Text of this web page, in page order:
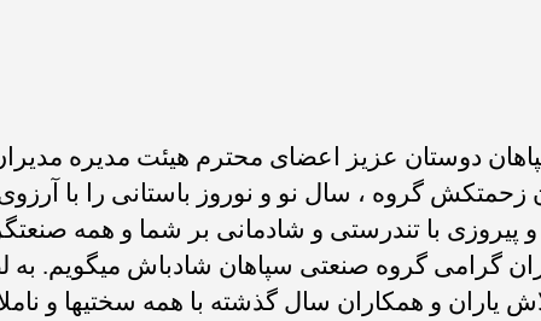
دوستان عزیز اعضای محترم هیئت مدیره
زحمتکش گروه ، سال نو ‌و نوروز باستانی را با
پیروزی با تندرستی و شادمانی بر شما و همه
گرامی گروه صنعتی سپاهان شادباش میگویم.
یاران و همکاران سال گذشته با همه سختیها و